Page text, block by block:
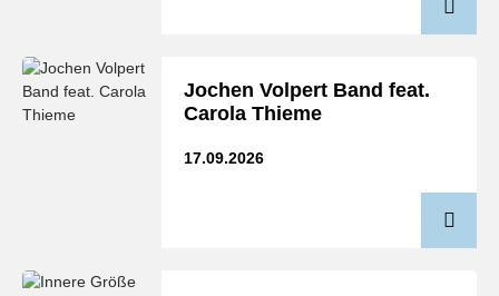
Jochen Volpert Band feat.
Carola Thieme
17.09.2026